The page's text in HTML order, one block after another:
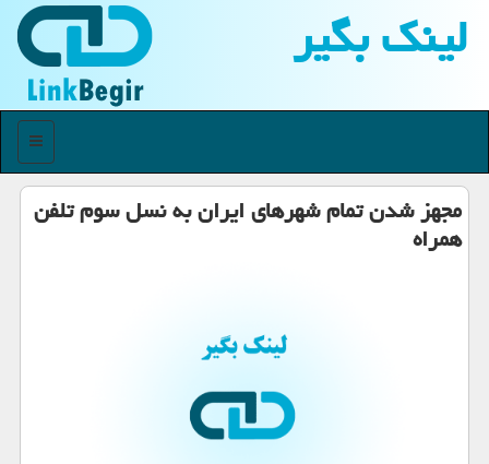
لینك بگیر
منو
مجهز شدن تمام شهرهای ایران به نسل سوم تلفن
همراه